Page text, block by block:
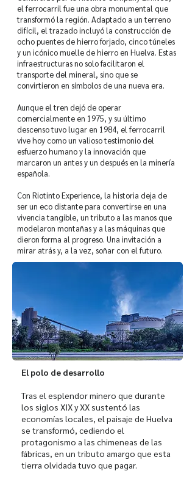
el ferrocarril fue una obra monumental que
transformó la región. Adaptado a un terreno
difícil, el trazado incluyó la construcción de
ocho puentes de hierro forjado, cinco túneles
y un icónico muelle de hierro en Huelva. Estas
infraestructuras no solo facilitaron el
transporte del mineral, sino que se
convirtieron en símbolos de una nueva era.
Aunque el tren dejó de operar
comercialmente en 1975, y su último
descenso tuvo lugar en 1984, el ferrocarril
vive hoy como un valioso testimonio del
esfuerzo humano y la innovación que
marcaron un antes y un después en la minería
española.
Con Riotinto Experience, la historia deja de
ser un eco distante para convertirse en una
vivencia tangible, un tributo a las manos que
modelaron montañas y a las máquinas que
dieron forma al progreso. Una invitación a
mirar atrás y, a la vez, soñar con el futuro.
El polo de desarrollo
Tras el esplendor minero que durante
los siglos XIX y XX sustentó las
economías locales, el paisaje de Huelva
se transformó, cediendo el
protagonismo a las chimeneas de las
fábricas, en un tributo amargo que esta
tierra olvidada tuvo que pagar.